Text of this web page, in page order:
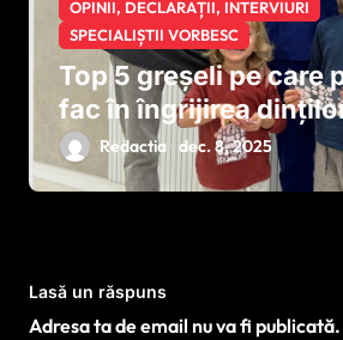
OPINII, DECLARAȚII, INTERVIURI
SPECIALIȘTII VORBESC
Top 5 greșeli pe care
fac în îngrijirea
Redactia dec. 8, 2025
Lasă un răspuns
Adresa ta de email nu va fi publicată.